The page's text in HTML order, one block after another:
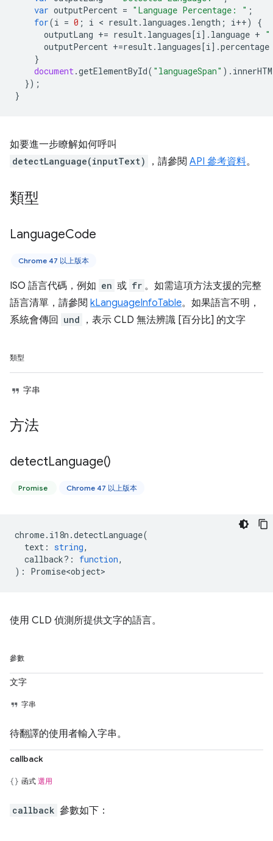
var outputPercent = "Language Percentage: " ;
for(i = 0 ; i < result. languages . length ; i++)
{
outputLang += result. languages[i]. language +
outputPercent +=result. languages[i].percentage
}
document.getElementById( "languageSpan" ).
});
}
如要進一步瞭解如何呼叫
detectLanguage(inputText) ，請參閱 API 參考資料。
類型
LanguageCode
Chrome 47 以上版本
ISO 語言代碼，例如 en 或 fr 。如需這項方法支援的完整
語言清單，請參閱 kLanguageInfoTable。如果語言不明，
系統會傳回
und ，表示 CLD 無法辨識 [百分比] 的文字
類型
字串
方法
detectLanguage()
Promise Chrome 47 以上版本
chrome. i18n .detectLanguage(
text : string,
callback? : function,
) : Promise<object>
使用 CLD 偵測所提供文字的語言。
參數
文字
字串
待翻譯的使用者輸入字串。
callback
函式 選用
callback 參數如下：